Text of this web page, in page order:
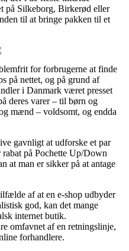
på Silkeborg, Birkerød eller
til at bringe pakken til et
for forbrugerne at finde
på nettet, og på grund af
i Danmark været presset
deres varer – til børn og
mænd – voldsomt, og endda
gavnligt at udforske et par
på Pochette Up/Down
at man er sikker på at antage
af at en e-shop udbyder
god, kan det mange
internet butik.
omfavnet af en retningslinje,
forhandlere.